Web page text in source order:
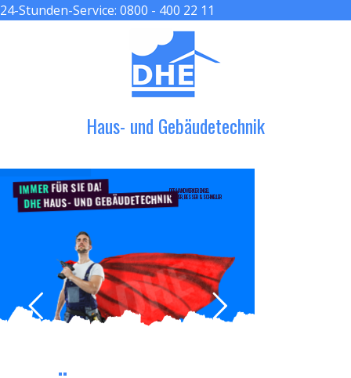
24-Stunden-Service: 0800 - 400 22 11
Haus- und Gebäudetechnik
IMMERFÜR SIE DA!
DHEHAUS- UND GEBÄUDETECHNIK
DER HANDWERKER ENGEL
GRÖßER, BESSER & SCHNELLER